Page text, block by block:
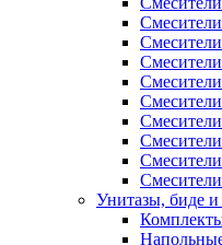
Унитазы, биде и